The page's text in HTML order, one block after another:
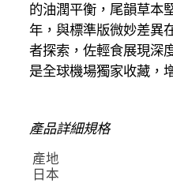
的油潤平衡，尾韻草本
年，與標準版微妙差異
者探索，佐輕食展現深
是全球機場獨家收藏，
產品詳細規格
產地
日本